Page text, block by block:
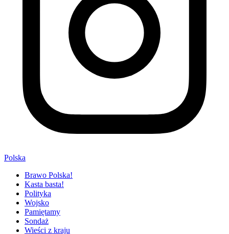
Polska
Brawo Polska!
Kasta basta!
Polityka
Wojsko
Pamiętamy
Sondaż
Wieści z kraju